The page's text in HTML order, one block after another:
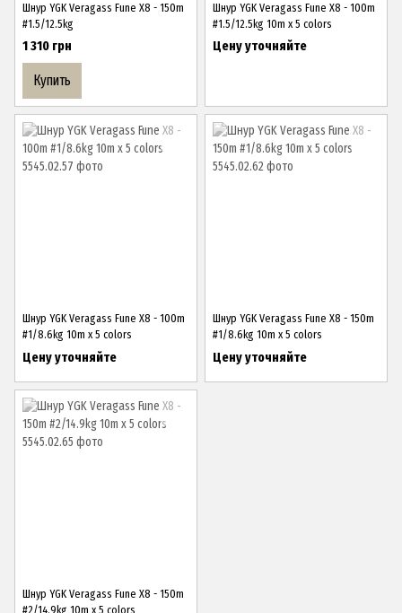
Шнур YGK Veragass Fune X8 - 150m
#1.5/12.5kg
1 310 грн
Купить
Шнур YGK Veragass Fune X8 - 100m
#1.5/12.5kg 10m x 5 colors
Цену уточняйте
Шнур YGK Veragass Fune X8 - 100m
#1/8.6kg 10m x 5 colors
Цену уточняйте
Шнур YGK Veragass Fune X8 - 150m
#1/8.6kg 10m x 5 colors
Цену уточняйте
Шнур YGK Veragass Fune X8 - 150m
#2/14.9kg 10m x 5 colors